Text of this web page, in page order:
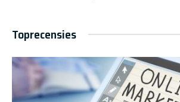
Toprecensies